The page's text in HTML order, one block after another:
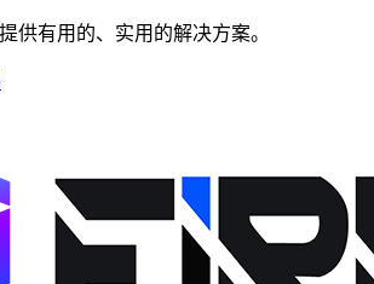
供有用的、实用的解决方案。